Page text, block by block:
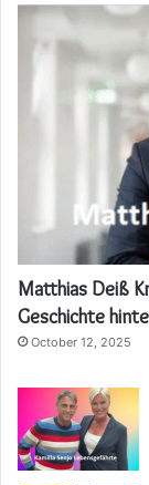
Matthias Deiß
Geschichte
October 12, 2025